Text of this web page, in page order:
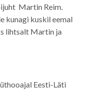
Martin Reim.
kunagi kuskil eemal
lihtsalt Martin ja
Eesti-Läti